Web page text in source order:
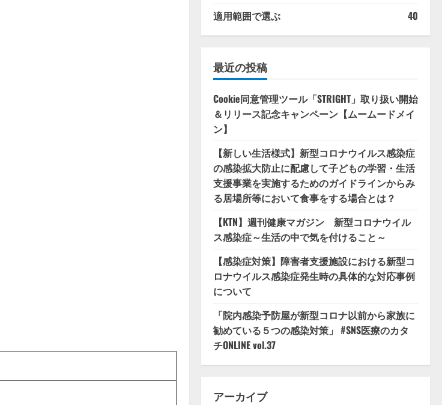
適用範囲で選ぶ
40
最近の投稿
Cookie同意管理ツール「STRIGHT」取り扱い開始
＆リリース記念キャンペーン【ムームードメイ
ン】
【新しい生活様式】新型コロナウイルス感染症
の感染拡大防止に配慮して子どもの学習・生活
支援事業を実施するためのガイドラインからみ
る居場所等において食事をする場合とは？
【KTN】週刊健康マガジン 新型コロナウイル
ス感染症～生活の中で気を付けること～
【感染症対策】障害者支援施設における新型コ
ロナウイルス感染症発生時の具体的な対応事例
について
「院内感染予防屋が新型コロナ以前から家族に
勧めている５つの感染対策」 #SNS医療のカタ
チONLINE vol.37
アーカイブ